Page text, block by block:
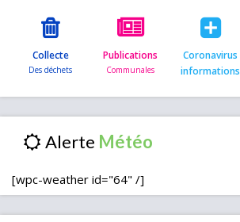
Collecte Publications
Coronavirus
informations
Alerte
[wpc-weather id="64" /]